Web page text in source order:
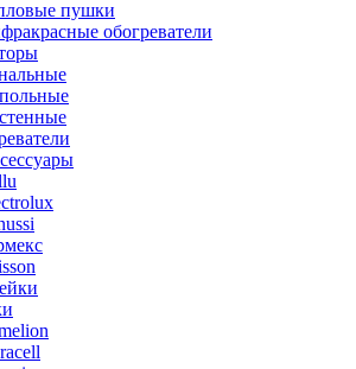
пушки
обогреватели